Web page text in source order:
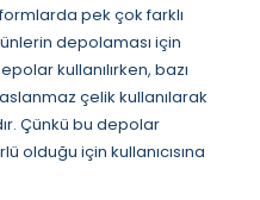
pek çok farklı
depolaması için
kullanılırken, bazı
çelik kullanılarak
Çünkü bu depolar
olduğu için kullanıcısına